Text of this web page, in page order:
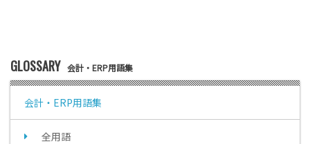
GLOSSARY 会計・ERP用語集
会計・ERP用語集
全用語